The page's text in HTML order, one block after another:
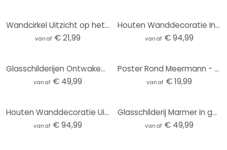
Wandcirkel Uitzicht op het meer - Keller
vanaf € 21,99
Houten Wanddecoratie Indrukwekkende berglandschappen (3 stuks) - Rond
vanaf € 94,99
Glasschilderijen Ontwakend Voorjaar - Rond
vanaf € 49,99
Poster Rond Meermann - Tijger
vanaf € 19,99
Houten Wanddecoratie Uitzicht op de rustige bergen (3 stuks) - Rond
vanaf € 94,99
Glasschilderij Marmer in goudgroen - Haase
vanaf € 49,99